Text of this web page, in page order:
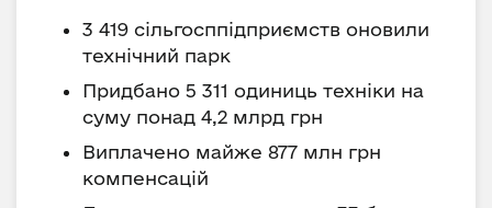
3 419 сільгосппідприємств оновили
технічний парк
Придбано 5 311 одиниць техніки на
суму понад 4,2 млрд грн
Виплачено майже 877 млн грн
компенсацій